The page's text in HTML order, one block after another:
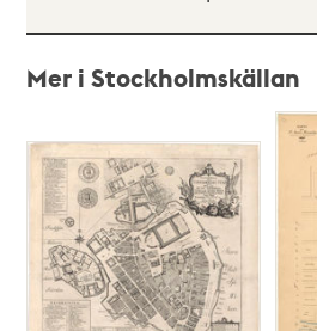
Mer i Stockholmskällan
poster
och
teman